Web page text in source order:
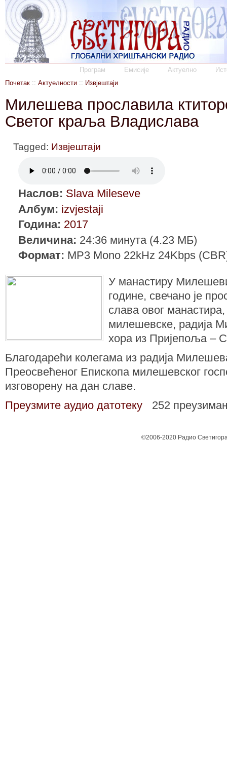
Програм Емисије Актуелно
Почетак :: Актуелности :: Извјештаји
Милешева прославила
Светог краља Владислава
Tagged: Извјештаји
Наслов: Slava Mileseve
Албум: izvjestaji
Година: 2017
Величина: 24:36 минута (4.23 МБ)
Формат: MP3 Mono 22kHz 24Kbps
У манастиру
године, свечано је
слава овог
милешевске, радија
хора из Пријепоља –
Благодарећи колегама из радија
Преосвећеног Епископа милешевског
изговорену на дан славе.
Преузмите аудио датотеку
252
©2006-2020 Радио